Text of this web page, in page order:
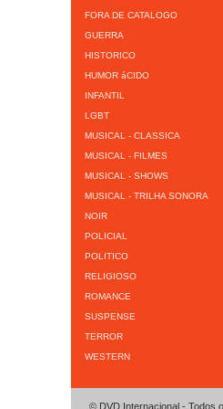
FORA DE CATALOGO
GUERRA
HISTORICO
HUMOR áCIDO
INFANTIL
LGBT
MUSICAL - CLASSICA
MUSICAL - FILMES
MUSICAL - SHOWS
MUSICAL - TRILHA SONORA
NOIR
POLICIAL
POLITICO
RELIGIOSO
ROMANCE
SUSPENSE
TERROR
WESTERN
© DVD Internacional - Todos